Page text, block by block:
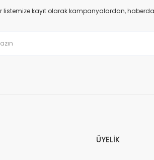
eksik bilgiler bulunuyor.
listemize kayıt olarak kampanyalardan,
ÜYELİK